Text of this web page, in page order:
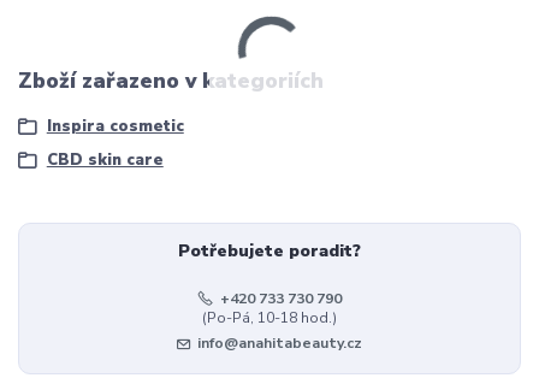
Zboží zařazeno v kategoriích
Inspira cosmetic
CBD skin care
Potřebujete poradit?
+420 733 730 790
(Po-Pá, 10-18 hod.)
info@anahitabeauty.cz